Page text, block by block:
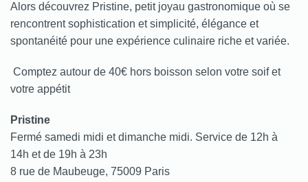
Alors découvrez Pristine, petit joyau gastronomique où se
rencontrent sophistication et simplicité, élégance et
spontanéité pour une expérience culinaire riche et variée.
Comptez autour de 40€ hors boisson selon votre soif et
votre appétit
Pristine
Fermé samedi midi et dimanche midi. Service de 12h à
14h et de 19h à 23h
8 rue de Maubeuge, 75009 Paris